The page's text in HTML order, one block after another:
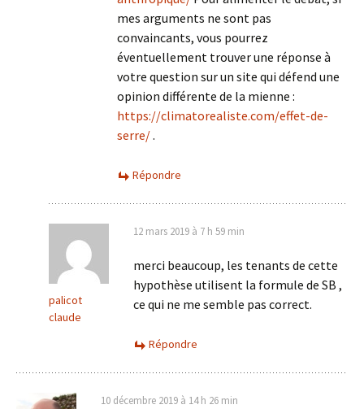
mes arguments ne sont pas
convaincants, vous pourrez
éventuellement trouver une réponse à
votre question sur un site qui défend une
opinion différente de la mienne :
https://climatorealiste.com/effet-de-
serre/.
Répondre
palicot
claude
12 mars 2019 à 7 h 59 min
merci beaucoup, les tenants de cette
hypothèse utilisent la formule de SB ,
ce qui ne me semble pas correct.
Répondre
10 décembre 2019 à 14 h 26 min